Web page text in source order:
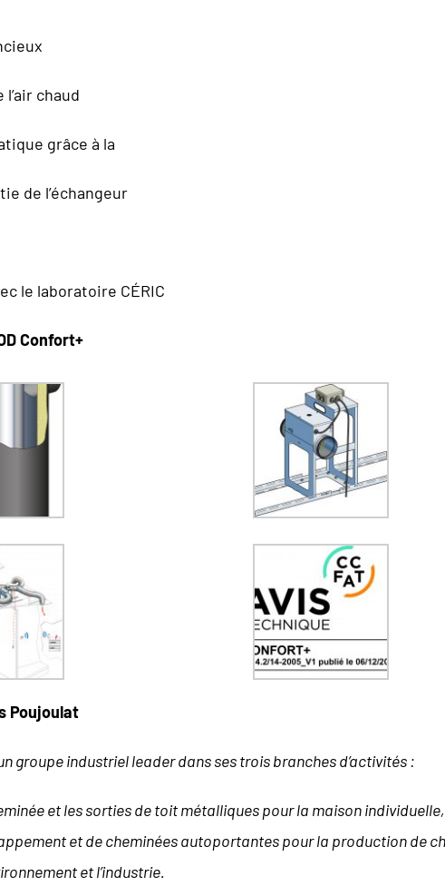
chaud
grâce à la
de l’échangeur
le laboratoire CÉRIC
Confort+
Poujoulat
groupe industriel leader dans ses trois branches d’activités :
et les sorties de toit métalliques pour la maison
et de cheminées autoportantes pour la production de
et l’industrie.